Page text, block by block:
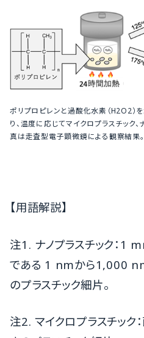
ポリプロピレンと過酸化水素（H2O2）
り、温度に応じてマイクロプラスチック
真は走査型電子顕微鏡による観察結果。
【用語解説】
注1. ナノプラスチック：1
である 1 nmから1,000
のプラスチック細片。
注2. マイクロプラスチッ